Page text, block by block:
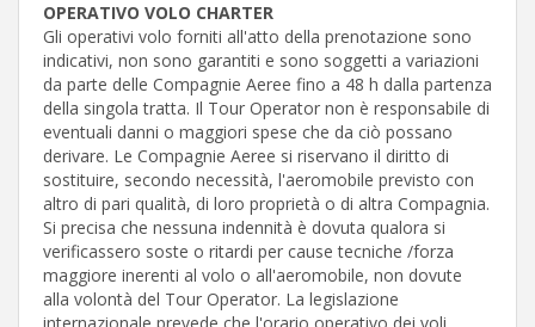
OPERATIVO VOLO CHARTER
Gli operativi volo forniti all'atto della prenotazione sono
indicativi, non sono garantiti e sono soggetti a variazioni
da parte delle Compagnie Aeree fino a 48 h dalla partenza
della singola tratta. Il Tour Operator non è responsabile di
eventuali danni o maggiori spese che da ciò possano
derivare. Le Compagnie Aeree si riservano il diritto di
sostituire, secondo necessità, l'aeromobile previsto con
altro di pari qualità, di loro proprietà o di altra Compagnia.
Si precisa che nessuna indennità è dovuta qualora si
verificassero soste o ritardi per cause tecniche /forza
maggiore inerenti al volo o all'aeromobile, non dovute
alla volontà del Tour Operator. La legislazione